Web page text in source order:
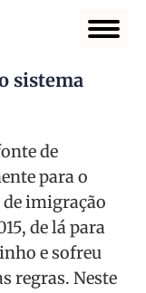
sistema
de
para o
imigração
de lá para
e sofreu
regras. Neste